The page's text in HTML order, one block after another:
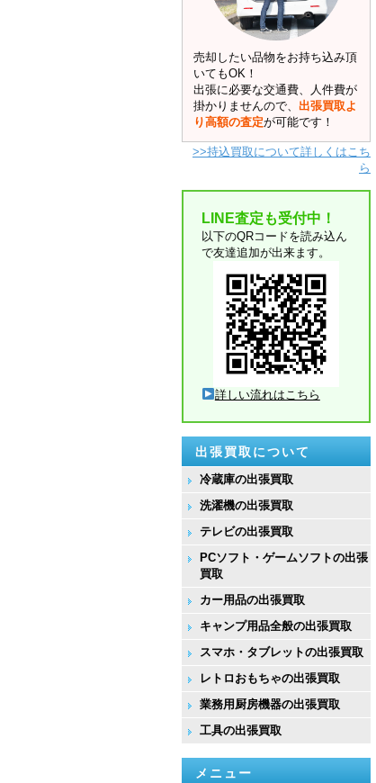
売却したい品物をお持ち込み頂
いてもOK！
出張に必要な交通費、人件費が
掛かりませんので、 出張買取よ
り高額の査定が可能です！
>>持込買取について詳しくはこち
ら
LINE査定も受付中！
以下のQRコードを読み込ん
で友達追加が出来ます。
詳しい流れはこちら
出張買取について
冷蔵庫の出張買取
洗濯機の出張買取
テレビの出張買取
PCソフト・ゲームソフトの出張
買取
カー用品の出張買取
キャンプ用品全般の出張買取
スマホ・タブレットの出張買取
レトロおもちゃの出張買取
業務用厨房機器の出張買取
工具の出張買取
メニュー